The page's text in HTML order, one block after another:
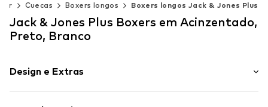
Cuecas Boxers longos Boxers longos Jack & Jones Plus
Jack & Jones Plus Boxers em Acinzentado,
Preto, Branco
Design e Extras